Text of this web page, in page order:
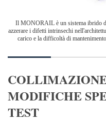
Il MONORAIL è un sistema ibrido
azzerare i difetti intrinsechi
carico e la difficoltà di
MODIFICHE
TEST